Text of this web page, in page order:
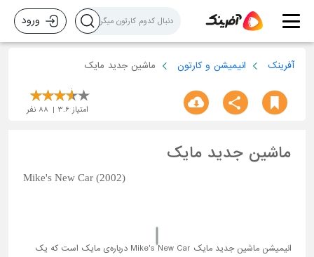
ورود
آفرینک انیمیشن و کارتون ماشین جدید مایک
امتیاز 3.6
88 نفر
ماشین جدید مایک
Mike's New Car (2002)
انیمیشن ماشین جدید مایک Mike's New Car درباره‌ی مایک است که یک